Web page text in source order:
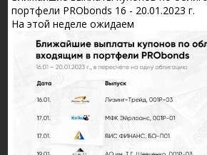
портфели PRObonds 16 - 20.01.2023 г.
На этой неделе ожидаем